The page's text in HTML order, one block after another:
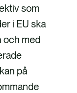
som
i EU ska
och med
på